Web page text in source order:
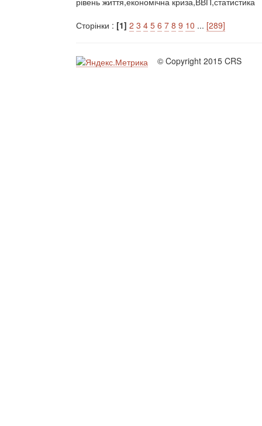
Сторінки : [1] 2 3 4 5 6 7 8 9 10 ... [289]
© Copyright 2015 CRS